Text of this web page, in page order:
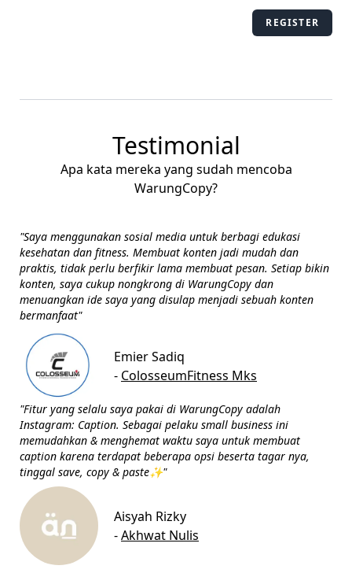
REGISTER
Testimonial
Apa kata mereka yang sudah mencoba
WarungCopy?
"Saya menggunakan sosial media untuk berbagi edukasi
kesehatan dan fitness. Membuat konten jadi mudah dan
praktis, tidak perlu berfikir lama membuat pesan. Setiap bikin
konten, saya cukup nongkrong di WarungCopy dan
menuangkan ide saya yang disulap menjadi sebuah konten
bermanfaat"
Emier Sadiq
- ColosseumFitness Mks
"Fitur yang selalu saya pakai di WarungCopy adalah
Instagram: Caption. Sebagai pelaku small business ini
memudahkan & menghemat waktu saya untuk membuat
caption karena terdapat beberapa opsi beserta tagar nya,
tinggal save, copy & paste✨"
Aisyah Rizky
-Akhwat Nulis